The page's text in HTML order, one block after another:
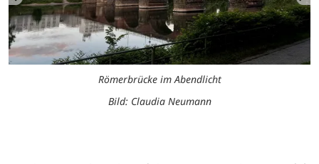
Römerbrücke im Abendlicht
Bild: Claudia Neumann